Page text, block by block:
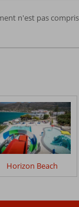
n'est pas
Horizon Beach